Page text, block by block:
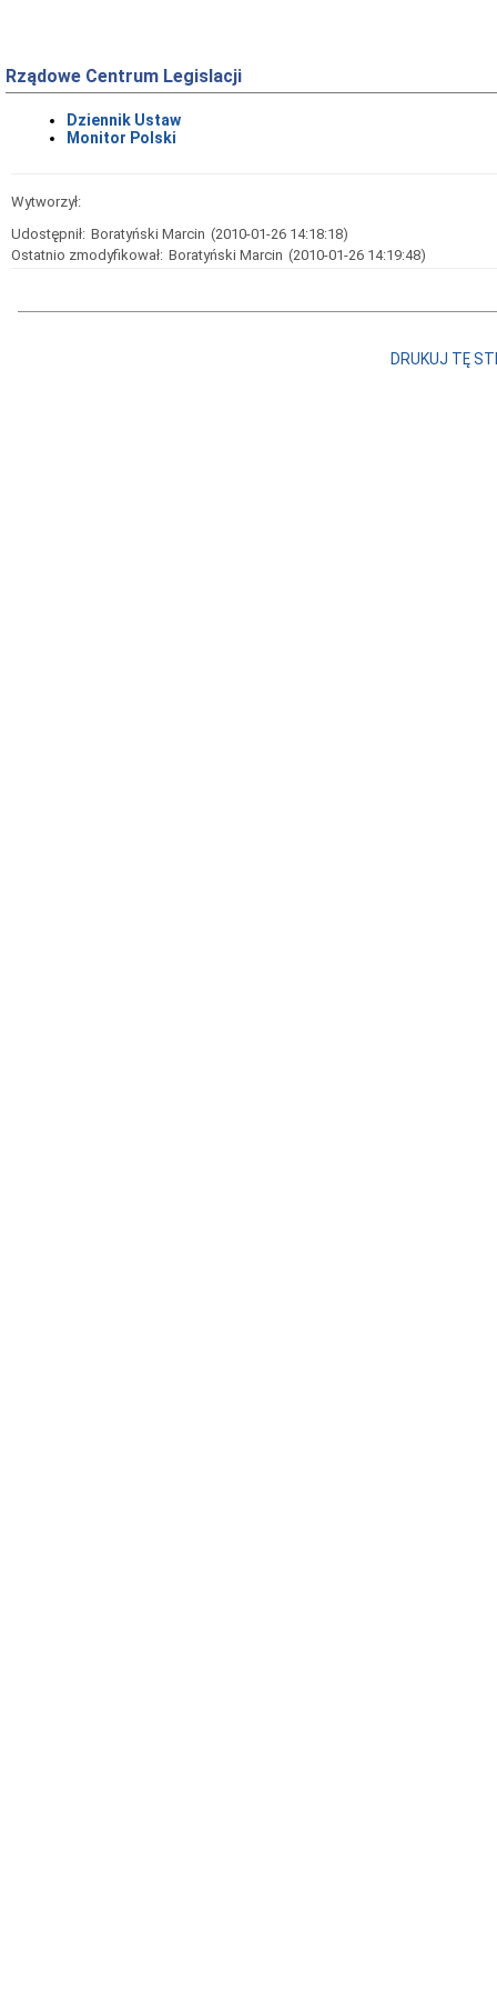
Rządowe Centrum Legislacji
Dziennik Ustaw
Monitor Polski
Wytworzył:
Udostępnił: Boratyński Marcin (2010-01-26 14:18:18)
Ostatnio zmodyfikował: Boratyński Marcin (2010-01-26 14:19:48)
DRUKUJ TĘ